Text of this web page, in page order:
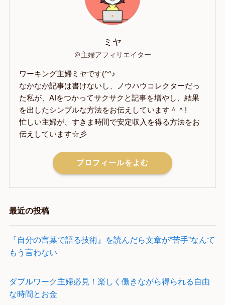
ミヤ
＠主婦アフィリエイター
ワーキング主婦ミヤです(^^♪
なかなか記事は書けないし、ノウハウコレクターだっ
た私が、AIをつかってサクサクと記事を増やし、結果
を出したシンプルな方法をお伝えしています＾＾!
忙しい主婦が、すきま時間で安定収入を得る方法をお
伝えしています☆彡
プロフィールをよむ
最近の投稿
『自分の言葉で語る技術』を読んだら文章が“苦手”なんて
もう言わない
ダブルワーク主婦必見！楽しく働きながら得られる自由
な時間とお金